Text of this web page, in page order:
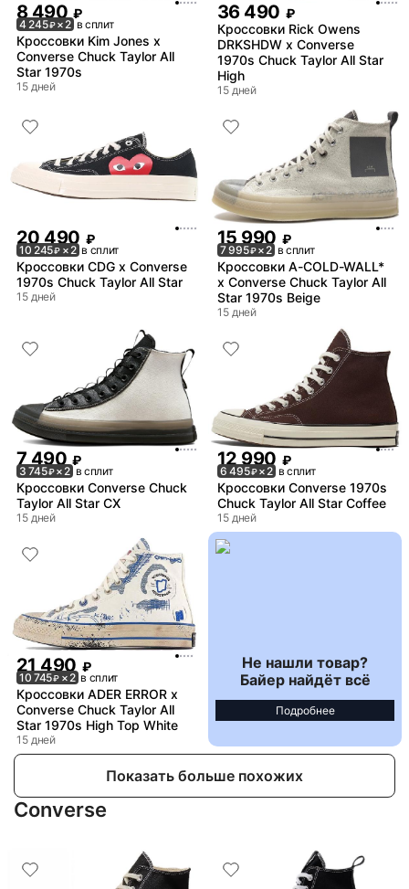
8 490 ₽
4 245₽× 2 в сплит
Кроссовки Kim Jones x
Converse Chuck Taylor All
Star 1970s
15 дней
36 490 ₽
Кроссовки Rick Owens
DRKSHDW x Converse
1970s Chuck Taylor All Star
High
15 дней
20 490 ₽
10 245₽ × 2 в сплит
Кроссовки CDG x Converse
1970s Chuck Taylor All Star
15 дней
15 990 ₽
7 995₽× 2 в сплит
Кроссовки A-COLD-WALL*
x Converse Chuck Taylor All
Star 1970s Beige
15 дней
7 490 ₽
3 745₽× 2 в сплит
Кроссовки Converse Chuck
Taylor All Star CX
15 дней
12 990 ₽
6 495₽× 2 в сплит
Кроссовки Converse 1970s
Chuck Taylor All Star Coffee
15 дней
21 490 ₽
10 745₽ × 2 в сплит
Кроссовки ADER ERROR x
Converse Chuck Taylor All
Star 1970s High Top White
15 дней
Не нашли товар?
Байер найдёт всё
Подробнее
Показать больше похожих
Converse